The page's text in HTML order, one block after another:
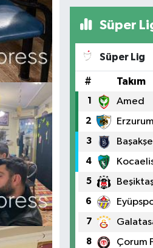
Süper
Süper Lig
# Takım
1 Amed
2
3
4
5
6
7
8 Çorum